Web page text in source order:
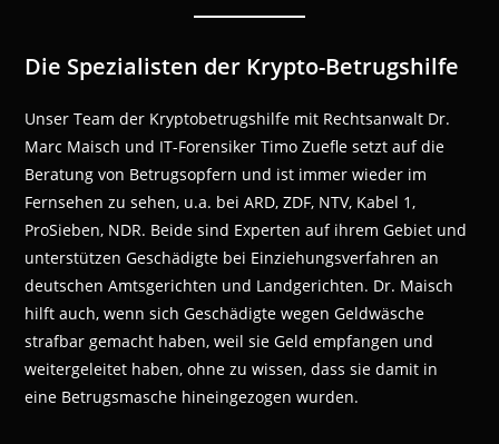
Die Spezialisten der Krypto-Betrugshilfe
Unser Team der Kryptobetrugshilfe mit Rechtsanwalt Dr.
Marc Maisch und IT-Forensiker Timo Zuefle setzt auf die
Beratung von Betrugsopfern und ist immer wieder im
Fernsehen zu sehen, u.a. bei ARD, ZDF, NTV, Kabel 1,
ProSieben, NDR. Beide sind Experten auf ihrem Gebiet und
unterstützen Geschädigte bei Einziehungsverfahren an
deutschen Amtsgerichten und Landgerichten. Dr. Maisch
hilft auch, wenn sich Geschädigte wegen Geldwäsche
strafbar gemacht haben, weil sie Geld empfangen und
weitergeleitet haben, ohne zu wissen, dass sie damit in
eine Betrugsmasche hineingezogen wurden.